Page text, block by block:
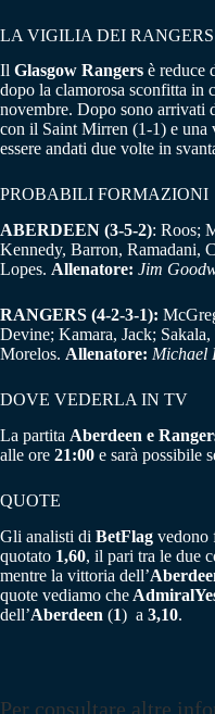
LA VIGILIA DEI RANGERS
Il Glasgow Rangers è reduce
dopo la clamorosa sconfitta in
novembre. Dopo sono arrivati
con il Saint Mirren (1-1) e una
essere andati due volte in
PROBABILI FORMAZIONI
ABERDEEN (3-5-2): Roos;
Kennedy, Barron, Ramadani,
Lopes. Allenatore: Jim
RANGERS (4-2-3-1):
Devine; Kamara, Jack;
Morelos. Allenatore: Michael
DOVE VEDERLA IN TV
La partita Aberdeen e
alle ore 21:00 e sarà possibile
QUOTE
Gli analisti di BetFlag vedono
quotato 1,60, il pari tra le due
mentre la vittoria dell’
quote vediamo che
dell’Aberdeen (1) a 3,10.
Per consultare altre